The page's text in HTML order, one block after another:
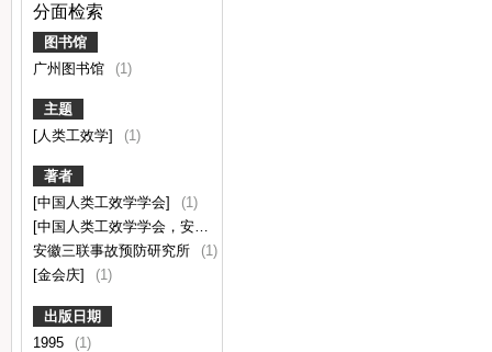
分面检索
图书馆
广州图书馆
(1)
主题
[人类工效学]
(1)
著者
[中国人类工效学学会]
(1)
[中国人类工效学学会，安徽三联事故预防研究所主办]
安徽三联事故预防研究所
(1)
[金会庆]
(1)
出版日期
1995
(1)